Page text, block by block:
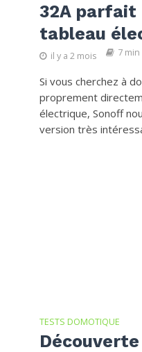
32A parfait
tableau
il y a 2 mois 7
Si vous cherchez à
proprement
électrique, Sonoff
version très
TESTS DOMOTIQUE